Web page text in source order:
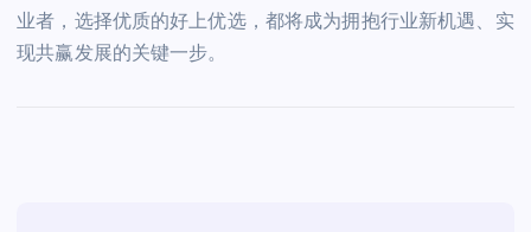
业者，选择优质的好上优选，都将成为拥抱行业新机遇、实
现共赢发展的关键一步。